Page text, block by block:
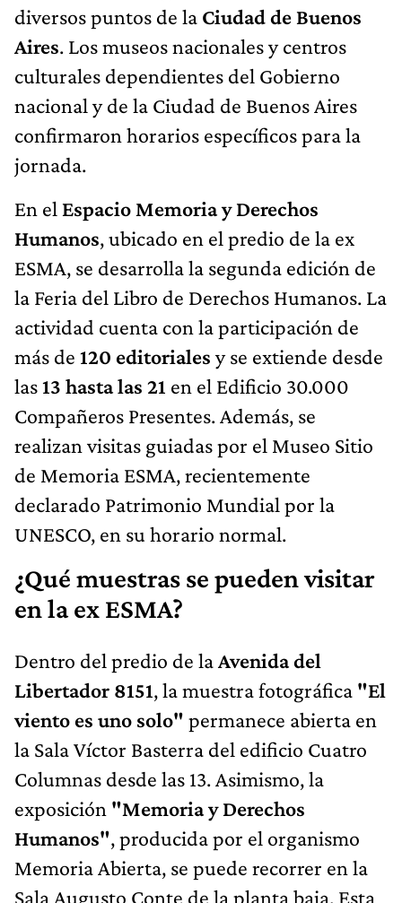
diversos puntos de la Ciudad de Buenos
Aires. Los museos nacionales y centros
culturales dependientes del Gobierno
nacional y de la Ciudad de Buenos Aires
confirmaron horarios específicos para la
jornada.
En el Espacio Memoria y Derechos
Humanos, ubicado en el predio de la ex
ESMA, se desarrolla la segunda edición de
la Feria del Libro de Derechos Humanos. La
actividad cuenta con la participación de
más de 120 editoriales y se extiende desde
las13 hasta las 21 en el Edificio 30.000
Compañeros Presentes. Además, se
realizan visitas guiadas por el Museo Sitio
de Memoria ESMA, recientemente
declarado Patrimonio Mundial por la
UNESCO, en su horario normal.
¿Qué muestras se pueden visitar
en la ex ESMA?
Dentro del predio de laAvenida del
Libertador 8151, la muestra fotográfica "El
viento es uno solo" permanece abierta en
la Sala Víctor Basterra del edificio Cuatro
Columnas desde las 13. Asimismo, la
exposición "Memoria y Derechos
Humanos", producida por el organismo
Memoria Abierta, se puede recorrer en la
Sala Augusto Conte de la planta baja. Esta